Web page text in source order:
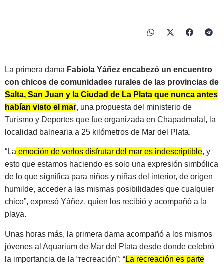
La primera dama Fabiola Yáñez encabezó un encuentro
con chicos de comunidades rurales de las provincias de
Salta, San Juan y la Ciudad de La Plata que nunca antes
habían visto el mar, una propuesta del ministerio de
Turismo y Deportes que fue organizada en Chapadmalal, la
localidad balnearia a 25 kilómetros de Mar del Plata.
“La emoción de verlos disfrutar del mar es indescriptible, y
esto que estamos haciendo es solo una expresión simbólica
de lo que significa para niños y niñas del interior, de origen
humilde, acceder a las mismas posibilidades que cualquier
chico”, expresó Yáñez, quien los recibió y acompañó a la
playa.
Unas horas más, la primera dama acompañó a los mismos
jóvenes al Aquarium de Mar del Plata desde donde celebró
la importancia de la “recreación”: “La recreación es parte